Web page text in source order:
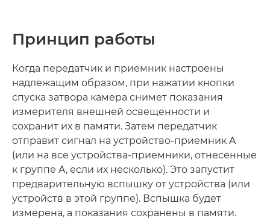
Принцип работы
Когда передатчик и приемник настроены
надлежащим образом, при нажатии кнопки
спуска затвора камера снимет показания
измерителя внешней освещенности и
сохранит их в памяти. Затем передатчик
отправит сигнал на устройство-приемник A
(или на все устройства-приемники, отнесенные
к группе A, если их несколько). Это запустит
предварительную вспышку от устройства (или
устройств в этой группе). Вспышка будет
измерена, а показания сохранены в памяти.